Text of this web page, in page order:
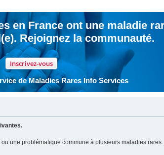
en France ont une maladie
Rejoignez la communauté.
Inscrivez-vous
de Maladies Rares Info Services
une problématique commune à plusieurs maladies rares.